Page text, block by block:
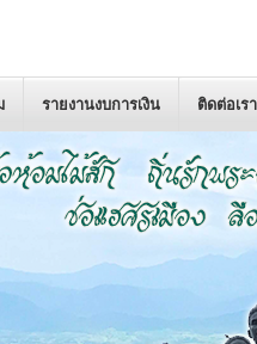
รายงานงบการเงิน ติดต่อเรา